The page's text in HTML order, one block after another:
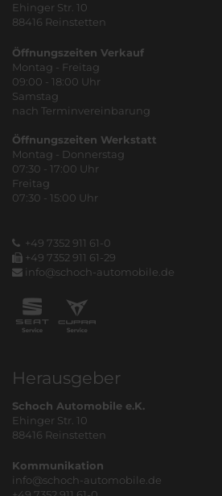
Ehinger Str. 10
88416 Reinstetten
Öffnungszeiten Verkauf
Montag - Freitag
09:00 - 18:00 Uhr
Samstag
nach Terminvereinbarung
Öffnungszeiten Werkstatt
Montag - Donnerstag
07:30 - 17:00 Uhr
Freitag
07:30 - 15:00 Uhr
+49 7352 911 61-0
+49 7352 911 61-29
info@schoch-automobile.de
Herausgeber
Schoch Automobile e.K.
Ehinger Str. 10
88416 Reinstetten
Kommunikation
info@schoch-automobile.de